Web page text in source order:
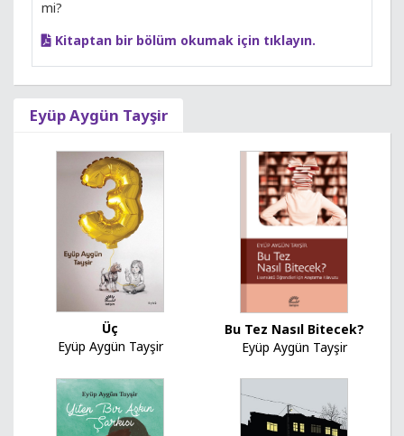
mi?
Kitaptan bir bölüm okumak için tıklayın.
Eyüp Aygün Tayşir
Üç
Eyüp Aygün Tayşir
Bu Tez Nasıl Bitecek?
Eyüp Aygün Tayşir